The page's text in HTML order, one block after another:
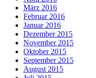
März 2016
Februar 2016
Januar 2016
Dezember 2015
November 2015
Oktober 2015
September 2015
August 2015